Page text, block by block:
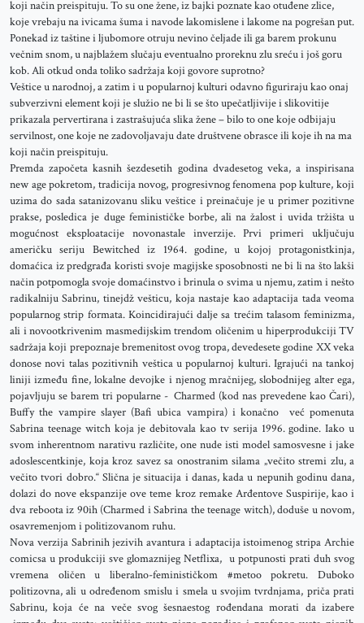
koji način preispituju. To su one žene, iz bajki poznate kao otuđene zlice,
koje vrebaju na ivicama šuma i navode lakomislene i lakome na pogrešan put.
Ponekad iz taštine i ljubomore otruju nevino čeljade ili ga barem prokunu
večnim snom, u najblažem slučaju eventualno proreknu zlu sreću i još goru
kob. Ali otkud onda toliko sadržaja koji govore suprotno?
Veštice u narodnoj, a zatim i u popularnoj kulturi odavno figuriraju kao onaj
subverzivni element koji je služio ne bi li se što upečatljivije i slikovitije
prikazala pervertirana i zastrašujuća slika žene – bilo to one koje odbijaju
servilnost, one koje ne zadovoljavaju date društvene obrasce ili koje ih na ma
koji način preispituju.
Premda započeta kasnih šezdesetih godina dvadesetog veka, a inspirisana
new age pokretom, tradicija novog, progresivnog fenomena pop kulture, koji
uzima do sada satanizovanu sliku veštice i preinačuje je u primer pozitivne
prakse, posledica je duge feminističke borbe, ali na žalost i uvida tržišta u
mogućnost eksploatacije novonastale inverzije. Prvi primeri uključuju
američku seriju Bewitched iz 1964. godine, u kojoj protagonistkinja,
domaćica iz predgrađa koristi svoje magijske sposobnosti ne bi li na što lakši
način potpomogla svoje domaćinstvo i brinula o svima u njemu, zatim i nešto
radikalniju Sabrinu, tinejdž vešticu, koja nastaje kao adaptacija tada veoma
popularnog strip formata. Koincidirajući dalje sa trećim talasom feminizma,
ali i novootkrivenim masmedijskim trendom oličenim u hiperprodukciji TV
sadržaja koji prepoznaje bremenitost ovog tropa, devedesete godine XX veka
donose novi talas pozitivnih veštica u popularnoj kulturi. Igrajući na tankoj
liniji između fine, lokalne devojke i njenog mračnijeg, slobodnijeg alter ega,
pojavljuju se barem tri popularne - Charmed (kod nas prevedene kao Čari),
Buffy the vampire slayer (Bafi ubica vampira) i konačno već pomenuta
Sabrina teenage witch koja je debitovala kao tv serija 1996. godine. Iako u
svom inherentnom narativu različite, one nude isti model samosvesne i jake
adoslescentkinje, koja kroz savez sa onostranim silama „večito stremi zlu, a
večito tvori dobro.“ Slična je situacija i danas, kada u nepunih godinu dana,
dolazi do nove ekspanzije ove teme kroz remake Arđentove Suspirije, kao i
dva reboota iz 90ih (Charmed i Sabrina the teenage witch), doduše u novom,
osavremenjom i politizovanom ruhu.
Nova verzija Sabrinih jezivih avantura i adaptacija istoimenog stripa Archie
comicsa u produkciji sve glomaznijeg Netflixa, u potpunosti prati duh svog
vremena oličen u liberalno-feminističkom #metoo pokretu. Duboko
politizovna, ali u određenom smislu i smela u svojim tvrdnjama, priča prati
Sabrinu, koja će na veče svog šesnaestog rođendana morati da izabere